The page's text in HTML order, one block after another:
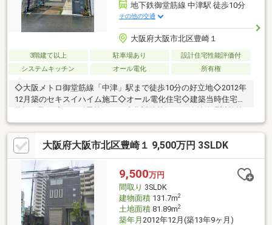
地下鉄御堂筋線 中津駅 徒歩10分
その他の交通
大阪府大阪市北区豊崎１
3階建て以上 駐車場あり
設計住宅性能評価付
システムキッチン
オール電化 所有権
◇大阪メトロ御堂筋線「中津」駅まで徒歩10分の好立地◇2012年
12月築のセキスイハイム施工◇オール電化住宅◇建築当時住宅性
級３・耐風等級２）◇ホームエレベーター付き◇太陽光発電シス
テム（ＳＨＡＲＰ製）【周辺施設】豊崎小学校：徒歩8分豊崎中学
校：徒歩10分業務用食品館中崎町店：徒歩3分ファミリーマート
天六本庄東店：徒歩7分スギドラッグ中崎町店：徒歩10分大阪本
庄郵便局：徒歩7分北おおさか信用金庫梅田支店：徒歩8分豊崎で
新生活を始めませんか？皆様からのご連絡を心よりお待ちしてお
ります。
大阪府大阪市北区豊崎１ 9,500万円 3SLDK
9,500万円
間取り 3SLDK
建物面積131.7m2
土地面積81.89m2
築年月 2012年12月(築13年9ヶ月)